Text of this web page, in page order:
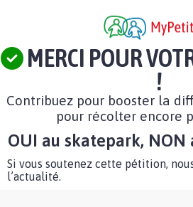
MERCI POUR
!
Contribuez pour booster la
pour récolter encore
OUI au skatepark,
Si vous soutenez cette pétition,
l’actualité.